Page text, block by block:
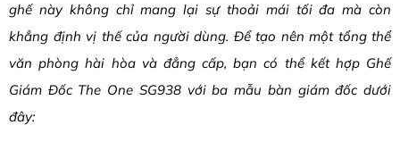
ghế này không chỉ mang lại sự thoải mái tối đa mà còn
khẳng định vị thế của người dùng. Để tạo nên một tổng thể
văn phòng hài hòa và đẳng cấp, bạn có thể kết hợp Ghế
Giám Đốc The One SG938 với ba mẫu bàn giám đốc dưới
đây: